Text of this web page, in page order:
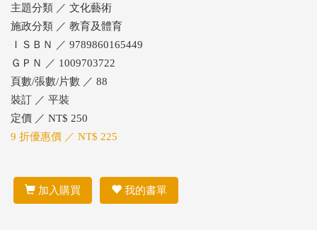
主題分類 ／ 文化藝術
施政分類 ／ 教育及體育
ＩＳＢＮ ／ 9789860165449
ＧＰＮ ／ 1009703722
頁數/張數/片數 ／ 88
裝訂 ／ 平裝
定價 ／ NT$ 250
9 折優惠價 ／ NT$ 225
加入購買 我的書單